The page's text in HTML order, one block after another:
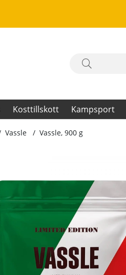
Kosttillskott Kampsport
Vassle Vassle, 900 g